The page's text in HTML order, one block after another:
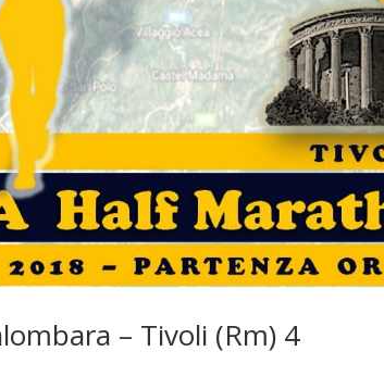
– Tivoli (Rm) 4